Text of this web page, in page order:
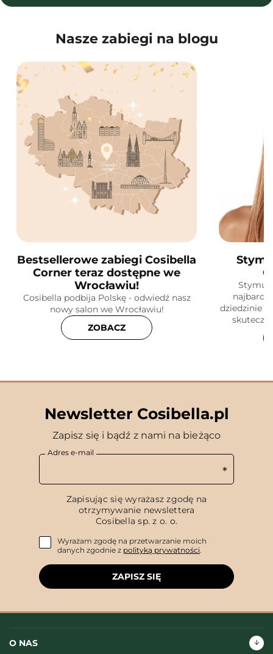
Nasze zabiegi na blogu
Bestsellerowe zabiegi Cosibella
Corner teraz dostępne we
Wrocławiu!
Cosibella podbija Polskę - odwiedź nasz
nowy salon we Wrocławiu!
ZOBACZ
dziedzinie
Newsletter Cosibella.pl
Zapisz się i bądź z nami na bieżąco
Adres e-mail
Zapisując się wyrażasz zgodę na
otrzymywanie newslettera
Cosibella sp. z o. o.
Wyrażam zgodę na przetwarzanie moich
danych zgodnie z polityką prywatności.
ZAPISZ SIĘ
O NAS